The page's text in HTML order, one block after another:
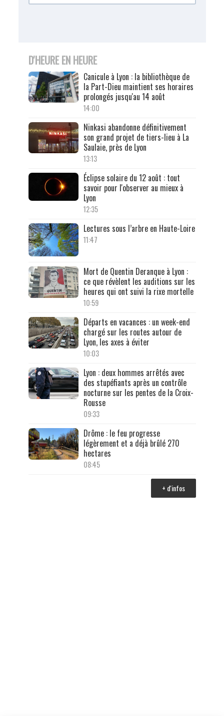
D'HEURE EN HEURE
Canicule à Lyon : la bibliothèque de
la Part-Dieu maintient ses horaires
prolongés jusqu'au 14 août
14:00
Ninkasi abandonne définitivement
son grand projet de tiers-lieu à La
Saulaie, près de Lyon
13:13
Éclipse solaire du 12 août : tout
savoir pour l'observer au mieux à
Lyon
12:35
Lectures sous l’arbre en Haute-Loire
11:47
Mort de Quentin Deranque à Lyon :
ce que révèlent les auditions sur les
heures qui ont suivi la rixe mortelle
10:59
Départs en vacances : un week-end
chargé sur les routes autour de
Lyon, les axes à éviter
10:03
Lyon : deux hommes arrêtés avec
des stupéfiants après un contrôle
nocturne sur les pentes de la Croix-
Rousse
09:33
Drôme : le feu progresse
légèrement et a déjà brûlé 270
hectares
08:45
+ d'infos